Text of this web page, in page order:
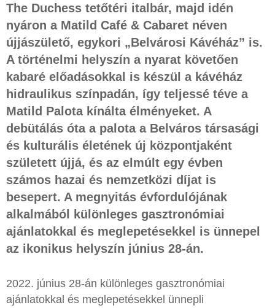
The Duchess tetőtéri italbár, majd idén
nyáron a Matild Café & Cabaret néven
újjászülető, egykori „Belvárosi Kávéház” is.
A történelmi helyszín a nyarat követően
kabaré előadásokkal is készül a kávéház
hidraulikus színpadán, így teljessé téve a
Matild Palota kínálta élményeket. A
debütálás óta a palota a Belváros társasági
és kulturális életének új központjaként
született újjá, és az elmúlt egy évben
számos hazai és nemzetközi díjat is
besepert. A megnyitás évfordulójának
alkalmából különleges gasztronómiai
ajánlatokkal és meglepetésekkel is ünnepel
az ikonikus helyszín június 28-án.
2022. június 28-án különleges gasztronómiai
ajánlatokkal és meglepetésekkel ünnepli